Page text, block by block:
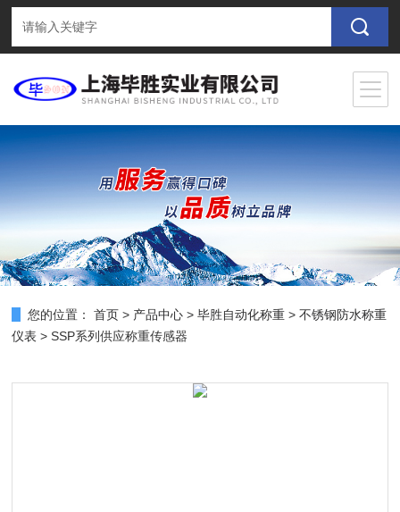
您的位置： 首页 > 产品中心 >毕胜自动化称重 >不锈钢防水称重
仪表 > SSP系列供应称重传感器